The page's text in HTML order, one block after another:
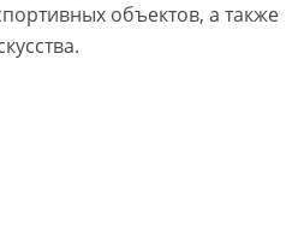
объектов, а также